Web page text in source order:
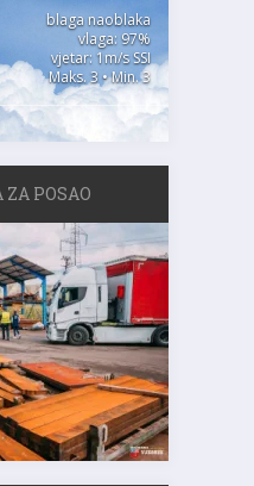
blaga naoblaka
vlaga: 97%
vjetar: 1m/s SSI
Maks. 3 • Min. 3
POSAO